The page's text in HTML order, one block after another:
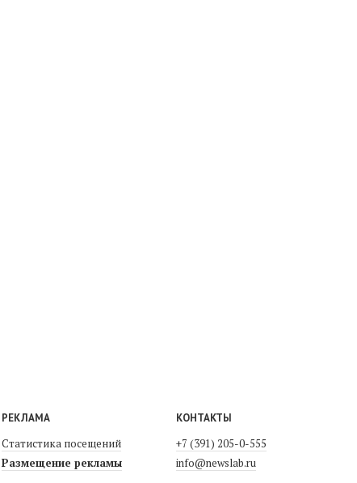
РЕКЛАМА
Статистика посещений
Размещение рекламы
КОНТАКТЫ
+7 (391) 205-0-555
info@newslab.ru